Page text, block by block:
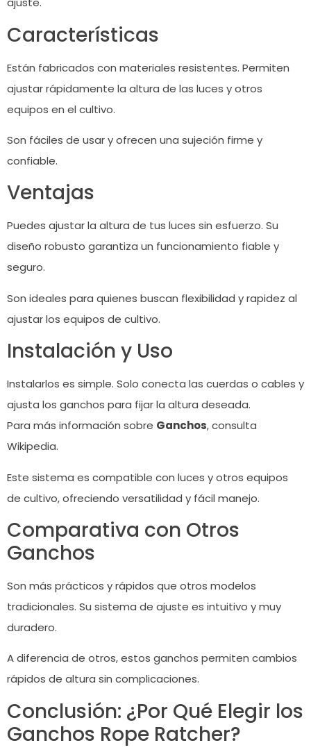
Características
Están fabricados con materiales resistentes. Permiten
ajustar rápidamente la altura de las luces y otros
equipos en el cultivo.
Son fáciles de usar y ofrecen una sujeción firme y
confiable.
Ventajas
Puedes ajustar la altura de tus luces sin esfuerzo. Su
diseño robusto garantiza un funcionamiento fiable y
seguro.
Son ideales para quienes buscan flexibilidad y rapidez al
ajustar los equipos de cultivo.
Instalación y Uso
Instalarlos es simple. Solo conecta las cuerdas o cables y
ajusta los ganchos para fijar la altura deseada.
Para más información sobre Ganchos, consulta
Wikipedia.
Este sistema es compatible con luces y otros equipos
de cultivo, ofreciendo versatilidad y fácil manejo.
Comparativa con Otros
Ganchos
Son más prácticos y rápidos que otros modelos
tradicionales. Su sistema de ajuste es intuitivo y muy
duradero.
A diferencia de otros, estos ganchos permiten cambios
rápidos de altura sin complicaciones.
Conclusión: ¿Por Qué Elegir los
Ganchos Rope Ratcher?